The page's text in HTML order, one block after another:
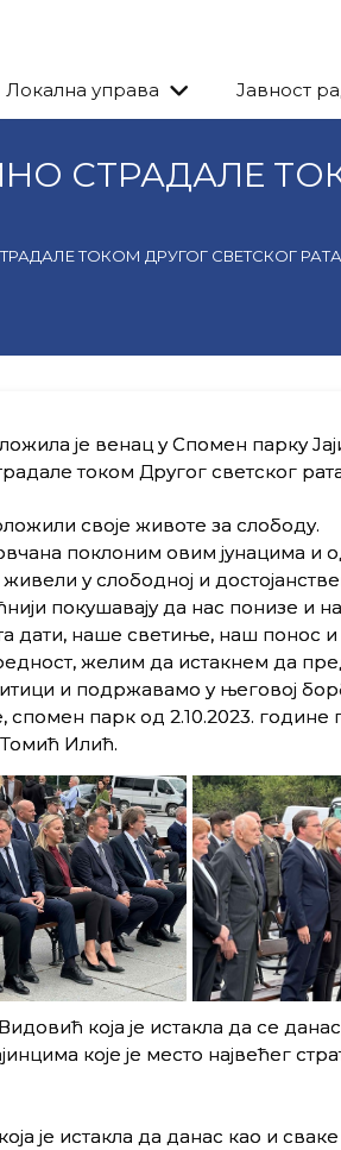
Локална управа Јавност
СТРАДАЛЕ
ТОКОМ ДРУГОГ СВЕТСКОГ
је венац у Спомен парку
током Другог светског
своје животе за слободу.
поклоним овим јунацима и
у слободној и
покушавају да нас понизе и
дати, наше светиње, наш понос и
желим да истакнем да
и подржавамо у његовој
спомен парк од 2.10.2023. године
Илић.
која је истакла да се
које је место највећег
је истакла да данас као и